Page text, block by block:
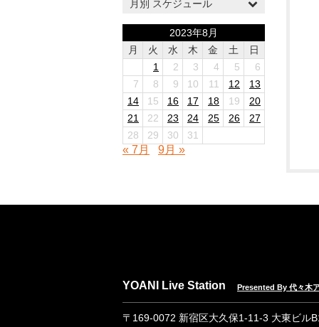
月別 スケジュール
2023年8月
月
火 水 木 金 土
日
1
2 3 4 5
6
7
8 9 10 11 12
13
14
15 16 17 18 19
20
21
22 23 24 25 26
27
28
29 30 31
« 7月 9月 »
YOANI Live Station Presented By 代々木
〒169-0072 新宿区大久保1-11-3 大東ビ